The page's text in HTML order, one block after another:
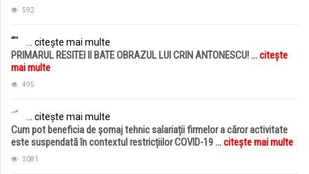
592
... citește mai multe
PRIMARUL RESITEI II BATE OBRAZUL LUI CRIN ANTONESCU!... citește
mai multe
495
... citește mai multe
Cum pot beneficia de șomaj tehnic salariații firmelor a căror activitate
este suspendată în contextul restricțiilor COVID-19... citește mai multe
3081